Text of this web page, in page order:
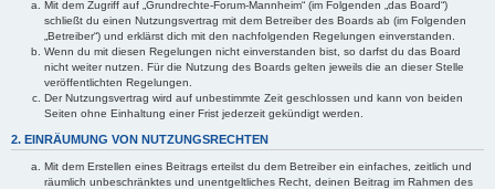
Mit dem Zugriff auf „Grundrechte-Forum-Mannheim“ (im Folgenden „das Board“)
schließt du einen Nutzungsvertrag mit dem Betreiber des Boards ab (im Folgenden
„Betreiber“) und erklärst dich mit den nachfolgenden Regelungen einverstanden.
Wenn du mit diesen Regelungen nicht einverstanden bist, so darfst du das Board
nicht weiter nutzen. Für die Nutzung des Boards gelten jeweils die an dieser Stelle
veröffentlichten Regelungen.
Der Nutzungsvertrag wird auf unbestimmte Zeit geschlossen und kann von beiden
Seiten ohne Einhaltung einer Frist jederzeit gekündigt werden.
2. EINRÄUMUNG VON NUTZUNGSRECHTEN
Mit dem Erstellen eines Beitrags erteilst du dem Betreiber ein einfaches, zeitlich und
räumlich unbeschränktes und unentgeltliches Recht, deinen Beitrag im Rahmen des